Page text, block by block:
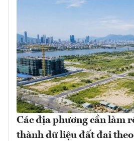
Các địa phương cần làm
thành dữ liệu đất đai